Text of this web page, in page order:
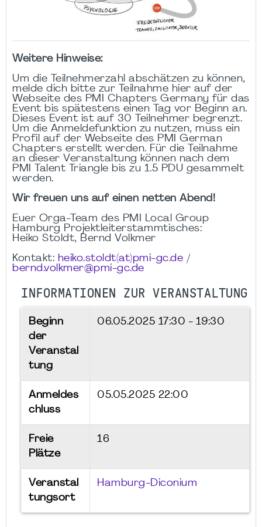
Weitere Hinweise:
Um die Teilnehmerzahl abschätzen zu können,
melde dich bitte zur Teilnahme hier auf der
Webseite des PMI Chapters Germany für das
Event bis spätestens einen Tag vor Beginn an.
Dieses Event ist auf 30 Teilnehmer begrenzt.
Um die Anmeldefunktion zu nutzen, muss ein
Profil auf der Webseite des PMI German
Chapters erstellt werden. Für die Teilnahme
an dieser Veranstaltung können nach dem
PMI Talent Triangle bis zu 1.5 PDU gesammelt
werden.
Wir freuen uns auf einen netten Abend!
Euer Orga-Team des PMI Local Group
Hamburg Projektleiterstammtisches:
Heiko Stoldt, Bernd Volkmer
Kontakt: heiko.stoldt(at)pmi-gc.de /
bernd.volkmer@pmi-gc.de
INFORMATIONEN ZUR VERANSTALTUNG
Beginn
der
Veranstal
tung
06.05.2025 17:30 - 19:30
Anmeldes
chluss
05.05.2025 22:00
Freie
Plätze
16
Veranstal
tungsort
Hamburg-Diconium